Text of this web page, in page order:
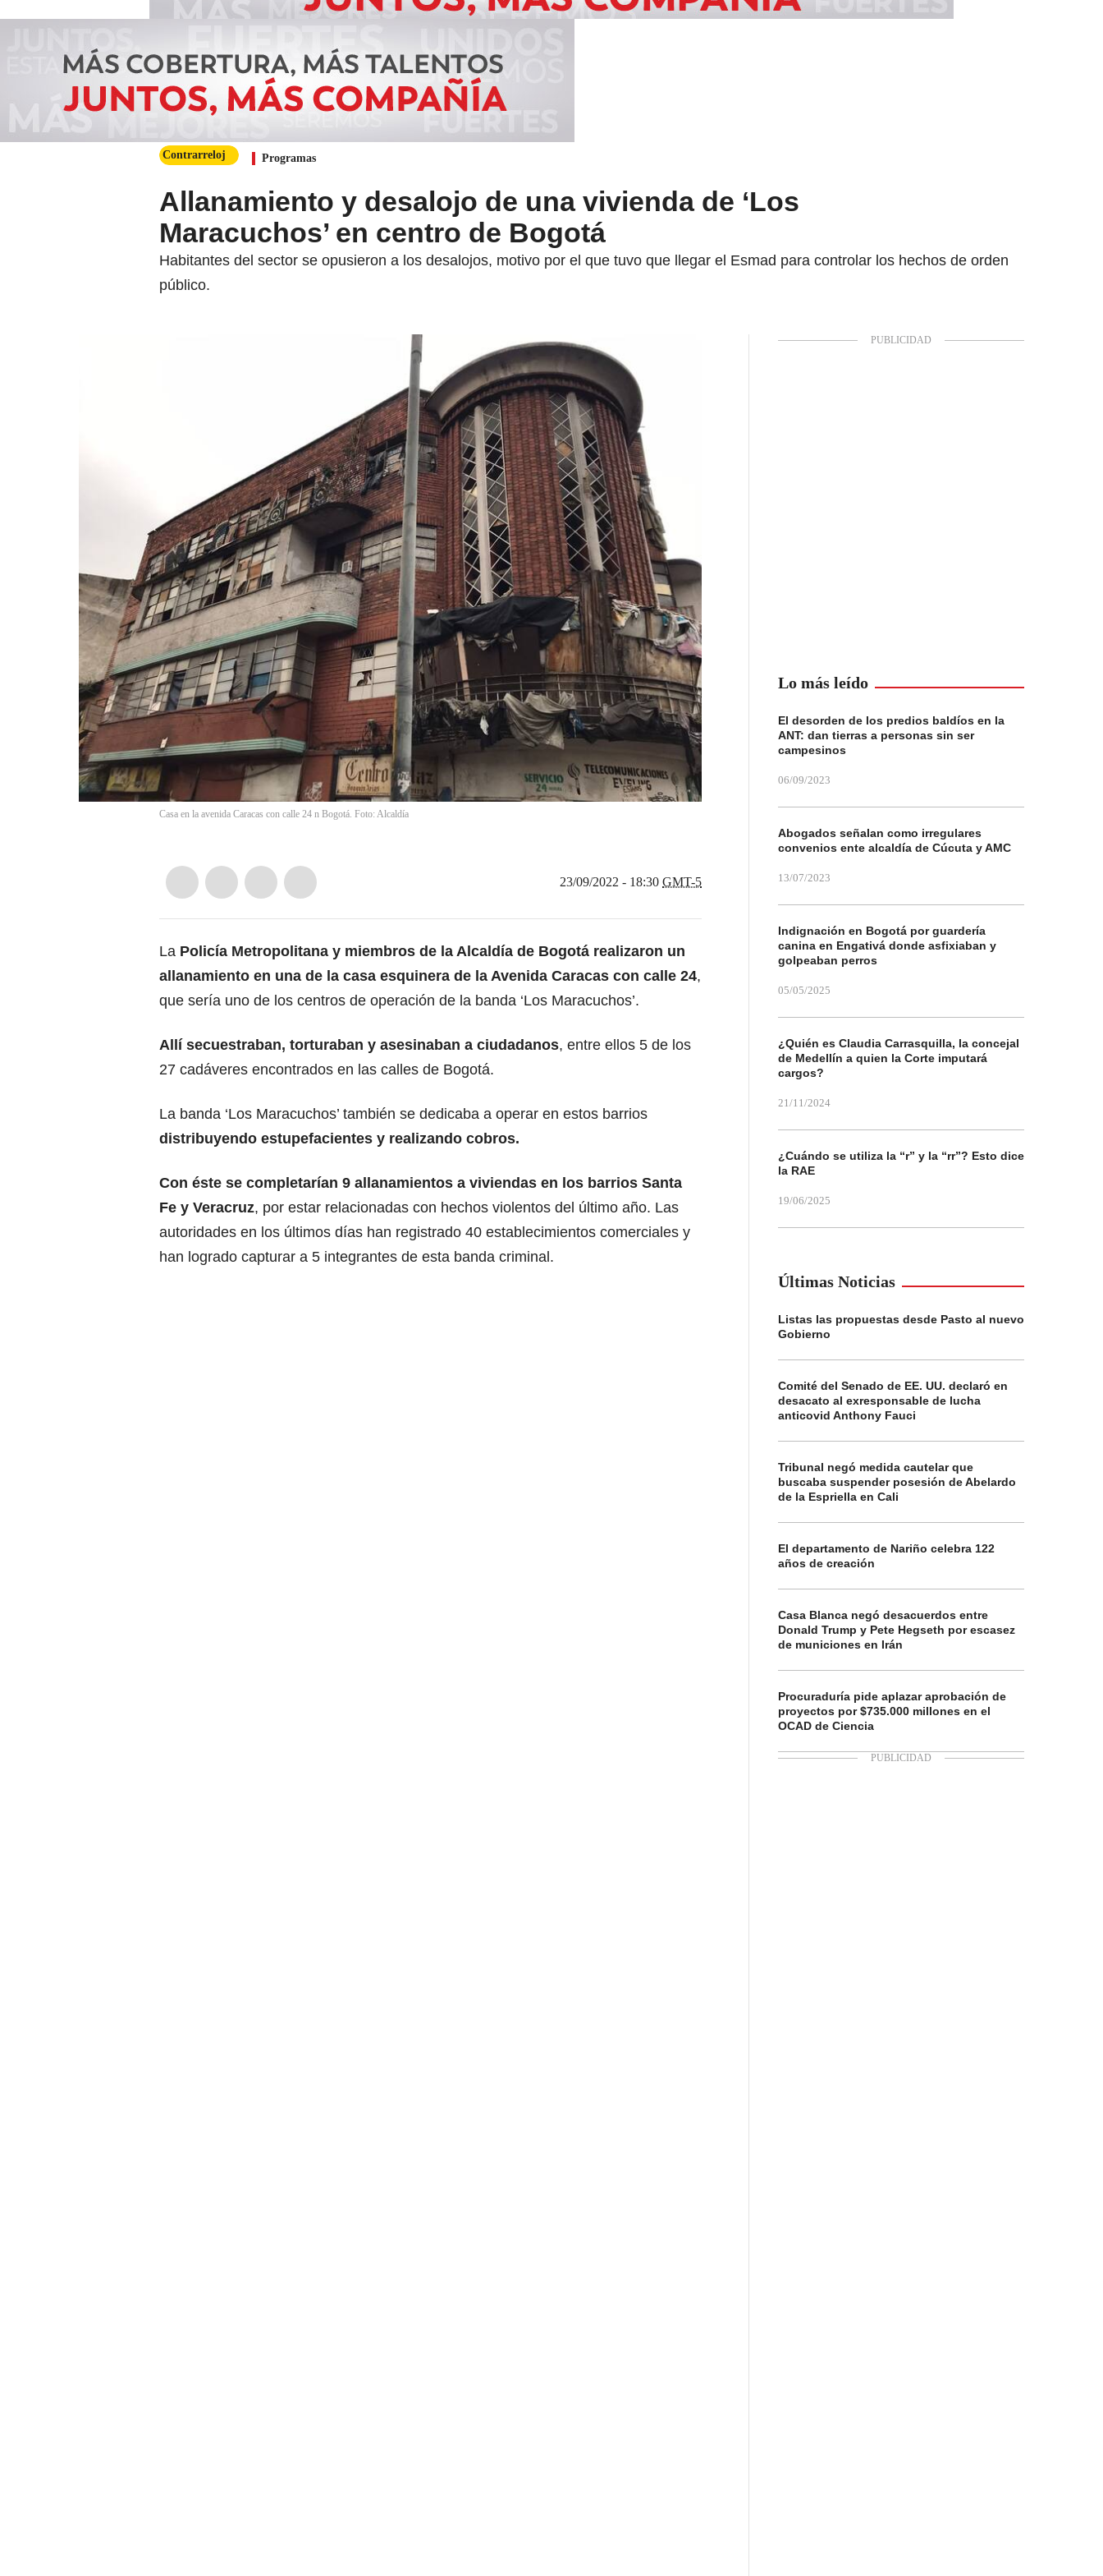
Contrarreloj Programas
Allanamiento y desalojo de una vivienda de ‘Los
Maracuchos’ en centro de Bogotá
Habitantes del sector se opusieron a los desalojos, motivo por el que tuvo que llegar el Esmad para controlar los hechos de orden
público.
Casa en la avenida Caracas con calle 24 n Bogotá. Foto: Alcaldía
23/09/2022 - 18:30 GMT-5
La Policía Metropolitana y miembros de la Alcaldía de Bogotá realizaron un
allanamiento en una de la casa esquinera de la Avenida Caracas con calle 24,
que sería uno de los centros de operación de la banda ‘Los Maracuchos’.
Allí secuestraban, torturaban y asesinaban a ciudadanos, entre ellos 5 de los
27 cadáveres encontrados en las calles de Bogotá.
La banda ‘Los Maracuchos’ también se dedicaba a operar en estos barrios
distribuyendo estupefacientes y realizando cobros.
Con éste se completarían 9 allanamientos a viviendas en los barrios Santa
Fe y Veracruz, por estar relacionadas con hechos violentos del último año. Las
autoridades en los últimos días han registrado 40 establecimientos comerciales y
han logrado capturar a 5 integrantes de esta banda criminal.
Lo más leído
El desorden de los predios baldíos en la
ANT: dan tierras a personas sin ser
campesinos
06/09/2023
Abogados señalan como irregulares
convenios ente alcaldía de Cúcuta y AMC
13/07/2023
Indignación en Bogotá por guardería
canina en Engativá donde asfixiaban y
golpeaban perros
05/05/2025
¿Quién es Claudia Carrasquilla, la concejal
de Medellín a quien la Corte imputará
cargos?
21/11/2024
¿Cuándo se utiliza la “r” y la “rr”? Esto dice
la RAE
19/06/2025
Últimas Noticias
Listas las propuestas desde Pasto al nuevo
Gobierno
Comité del Senado de EE. UU. declaró en
desacato al exresponsable de lucha
anticovid Anthony Fauci
Tribunal negó medida cautelar que
buscaba suspender posesión de Abelardo
de la Espriella en Cali
El departamento de Nariño celebra 122
años de creación
Casa Blanca negó desacuerdos entre
Donald Trump y Pete Hegseth por escasez
de municiones en Irán
Procuraduría pide aplazar aprobación de
proyectos por $735.000 millones en el
OCAD de Ciencia